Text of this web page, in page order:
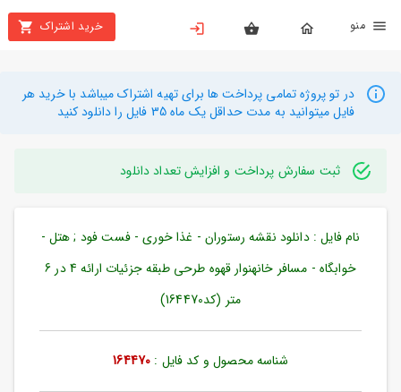
خرید اشتراک
بستن
محصولات
تهیه
راهنما
دانلود
خرید
ها
در تو پروژه تمامی پرداخت ها برای تهیه اشتراک میباشد با خرید هر
فایل میتوانید به مدت حداقل یک ماه 35 فایل را دانلود کنید
ثبت سفارش پرداخت و افزایش تعداد دانلود
نام فایل : دانلود نقشه رستوران - غذا خوری - فست فود ; هتل -
خوابگاه - مسافر خانهنوار قهوه طرحی طبقه جزئیات ارائه 4 در 6
متر (کد164470)
شناسه محصول و کد فایل : 164470